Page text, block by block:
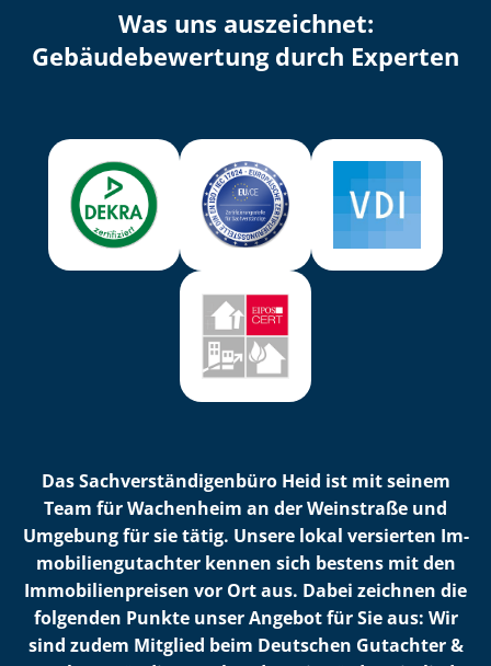
Was uns auszeichnet:
Ge­bäu­de­be­wer­tung durch Experten
Das Sach­ver­stän­di­gen­bü­ro Heid ist mit seinem
Team für Wachenheim an der Weinstraße und
Umgebung für sie tätig. Unsere lokal versierten Im­
mo­bi­li­en­gut­ach­ter kennen sich bestens mit den
Im­mo­bi­li­en­prei­sen vor Ort aus. Dabei zeichnen die
folgenden Punkte unser Angebot für Sie aus: Wir
sind zudem Mitglied beim Deutschen Gutachter &